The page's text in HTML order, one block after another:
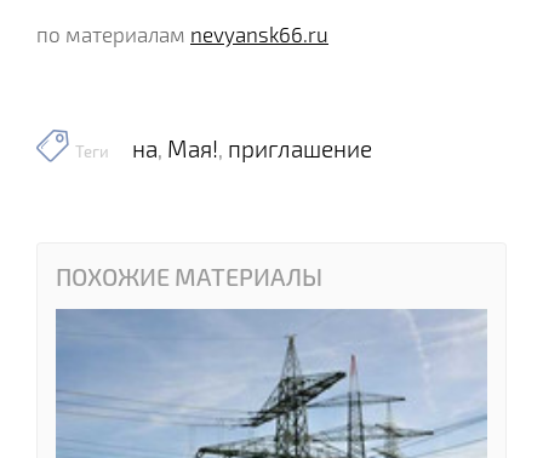
по материалам nevyansk66.ru
Теги на, Мая!, приглашение
ПОХОЖИЕ МАТЕРИАЛЫ